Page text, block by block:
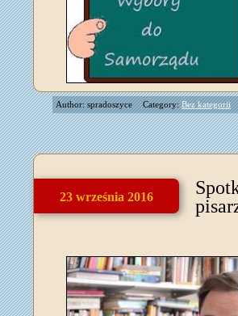
Author: spradoszyce Category:Bez kategorii
23 września 2016